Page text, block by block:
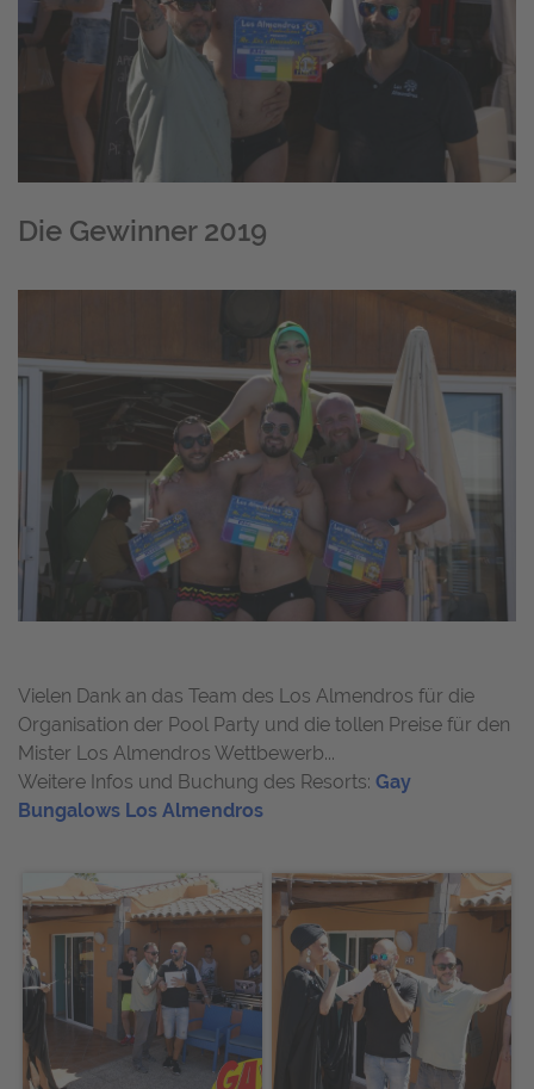
Die Gewinner 2019
Vielen Dank an das Team des Los Almendros für die
Organisation der Pool Party und die tollen Preise für den
Mister Los Almendros Wettbewerb...
Weitere Infos und Buchung des Resorts: Gay
Bungalows Los Almendros